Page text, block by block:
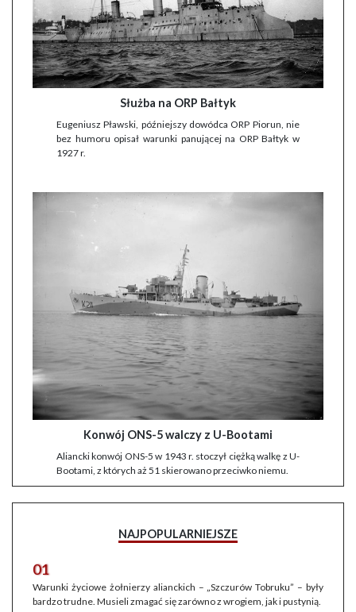
Służba na ORP Bałtyk
Eugeniusz Pławski, późniejszy dowódca ORP Piorun, nie
bez humoru opisał warunki panującej na ORP Bałtyk w
1927 r.
Konwój ONS-5 walczy z U-Bootami
Aliancki konwój ONS-5 w 1943 r. stoczył ciężką walkę z U-
Bootami, z których aż 51 skierowano przeciwko niemu.
NAJPOPULARNIEJSZE
01
Warunki życiowe żołnierzy alianckich – „Szczurów Tobruku” – były
bardzo trudne. Musieli zmagać się zarówno z wrogiem, jak i pustynią.